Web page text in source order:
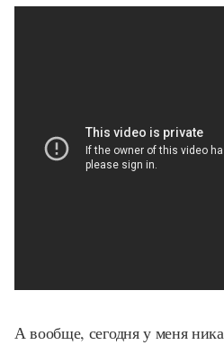
А вообще, сегодня у меня